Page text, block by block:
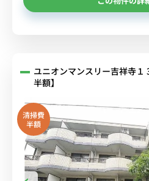
ユニオンマンスリー吉祥寺１
半額】
清掃費
半額